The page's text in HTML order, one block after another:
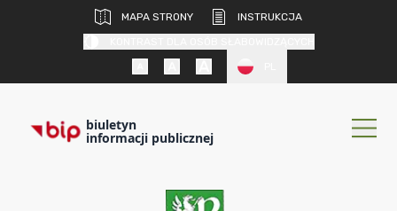
MAPA STRONY
INSTRUKCJA
biuletyn
informacji publicznej